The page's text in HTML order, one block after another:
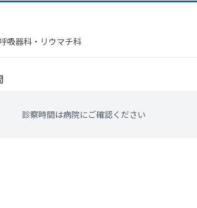
吸器科・​リウマチ科
診察時間は病院にご確認ください